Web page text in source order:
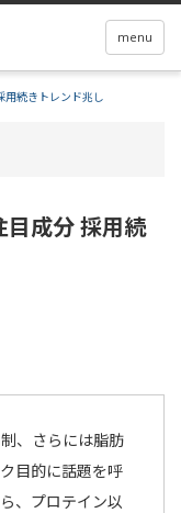
menu
用続きトレンド兆し
目成分 採用続
、さらには脂肪
目的に話題を呼
、プロテイン以